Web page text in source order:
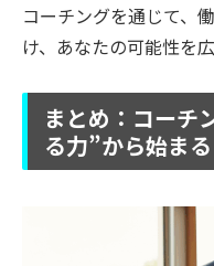
コーチングを通じて、
け、あなたの可能性を
まとめ：コーチ
る力”から始まる